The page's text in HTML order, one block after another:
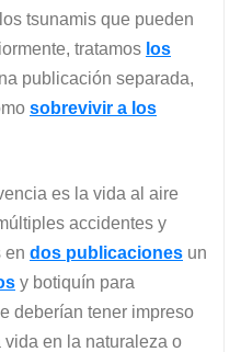
tsunamis que pueden
tratamos los
publicación separada,
sobrevivir a los
es la vida al aire
accidentes y
en dos publicaciones un
y botiquín para
deberían tener impreso
en la naturaleza o